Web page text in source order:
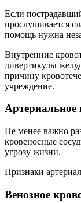
Если
прослушивается
помощь нужна
Внутренние
дивертикулы
причину
учреждение.
Артериальное
Не менее важно
кровеносные
угрозу жизни.
Признаки
Венозное